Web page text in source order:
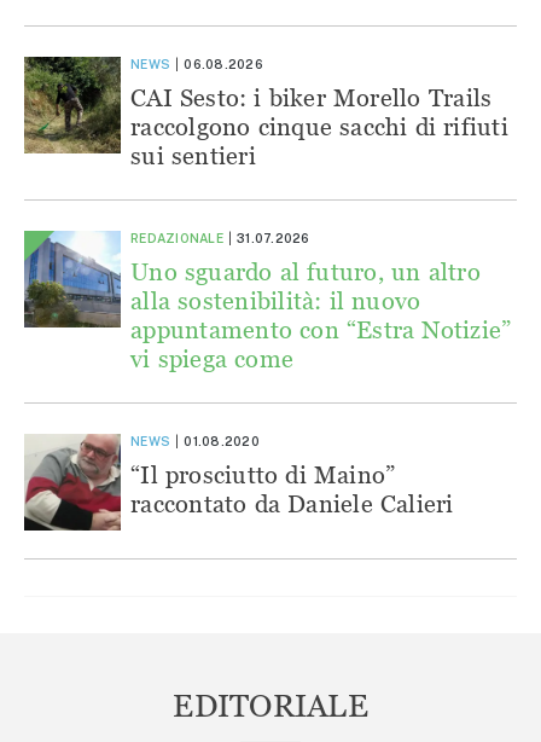
NEWS 06.08.2026
CAI Sesto: i biker Morello Trails
raccolgono cinque sacchi di rifiuti
sui sentieri
REDAZIONALE 31.07.2026
Uno sguardo al futuro, un altro
alla sostenibilità: il nuovo
appuntamento con “Estra Notizie”
vi spiega come
NEWS 01.08.2020
“Il prosciutto di Maino”
raccontato da Daniele Calieri
EDITORIALE